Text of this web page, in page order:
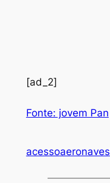
[ad_2]
Fonte: jovem Pan
acessoaeronaves